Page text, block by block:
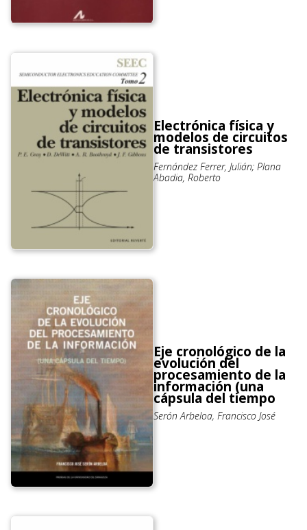
Electrónica física y
modelos de circuitos
de transistores
Fernández Ferrer, Julián; Plana
Abadia, Roberto
Eje cronológico de la
evolución del
procesamiento de la
información (una
cápsula del tiempo
Serón Arbeloa, Francisco José